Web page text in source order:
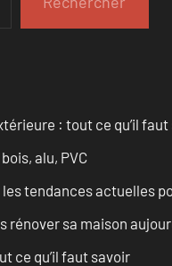
: tout ce qu’il
alu, PVC
tendances actuelles
rénover sa maison
ce qu’il faut savoir